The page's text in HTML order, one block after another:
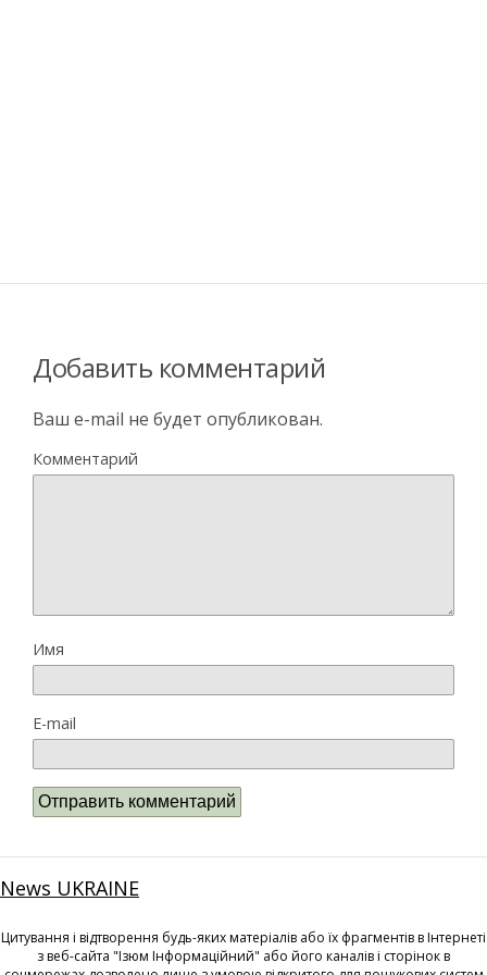
Добавить комментарий
Ваш e-mail не будет опубликован.
Комментарий
Имя
E-mail
News UKRAINE
Цитування і відтворення будь-яких матеріалів або їх фрагментів в Інтернеті
з веб-сайта "Ізюм Інформаційний" або його каналів і сторінок в